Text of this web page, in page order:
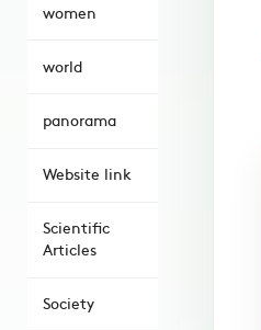
women
world
panorama
Website link
Scientific
Articles
Society